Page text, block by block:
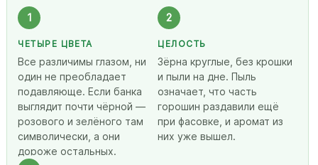
1
ЧЕТЫРЕ ЦВЕТА
Все различимы глазом, ни
один не преобладает
подавляюще. Если банка
выглядит почти чёрной —
розового и зелёного там
символически, а они
дороже остальных.
2
ЦЕЛОСТЬ
Зёрна круглые, без крошки
и пыли на дне. Пыль
означает, что часть
горошин раздавили ещё
при фасовке, и аромат из
них уже вышел.